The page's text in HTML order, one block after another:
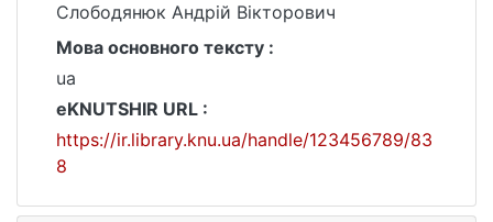
Слободянюк Андрій Вікторович
Мова основного тексту :
ua
eKNUTSHIR URL :
https://ir.library.knu.ua/handle/123456789/83
8